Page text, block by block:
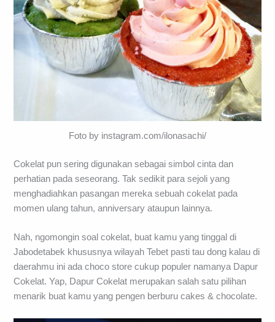
Foto by instagram.com/ilonasachi/
Cokelat pun sering digunakan sebagai simbol cinta dan
perhatian pada seseorang. Tak sedikit para sejoli yang
menghadiahkan pasangan mereka sebuah cokelat pada
momen ulang tahun, anniversary ataupun lainnya.
Nah, ngomongin soal cokelat, buat kamu yang tinggal di
Jabodetabek khususnya wilayah Tebet pasti tau dong kalau di
daerahmu ini ada choco store cukup populer namanya Dapur
Cokelat. Yap, Dapur Cokelat merupakan salah satu pilihan
menarik buat kamu yang pengen berburu cakes & chocolate.